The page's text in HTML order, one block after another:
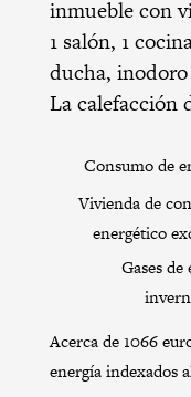
inmueble con
1 salón, 1
ducha, inodoro
La calefacción
Consumo de
Vivienda de
energético
Gases de
Acerca de 1066
energía indexados